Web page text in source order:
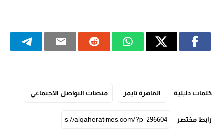
كلمات دليلية القاهرة تايمز منصات التواصل الاجتماعي
رابط مختصر